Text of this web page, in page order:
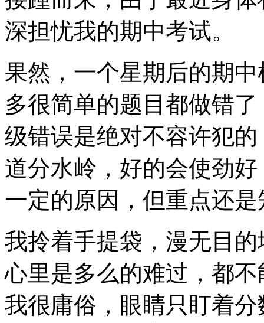
深担忧我的期中考试。
果然，一个星期后的期
多很简单的题目都做错
级错误是绝对不容许犯
道分水岭，好的会使劲
一定的原因，但重点还
我拎着手提袋，漫无目
心里是多么的难过，都
我很庸俗，眼睛只盯着